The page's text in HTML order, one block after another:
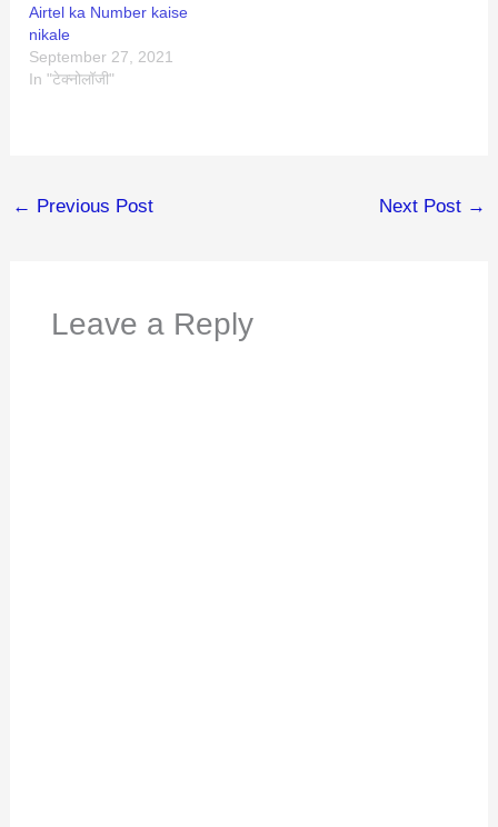
Airtel ka Number kaise
nikale
September 27, 2021
In "टेक्नोलॉजी"
← Previous Post Next Post →
Leave a Reply